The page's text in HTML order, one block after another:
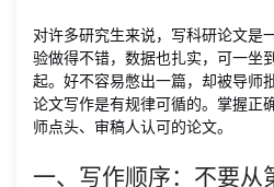
对许多研究生来说，写科研论文是
验做得不错，数据也扎实，可一坐
起。好不容易憋出一篇，却被导师
论文写作是有规律可循的。掌握正
师点头、审稿人认可的论文。
一、写作顺序：不要从